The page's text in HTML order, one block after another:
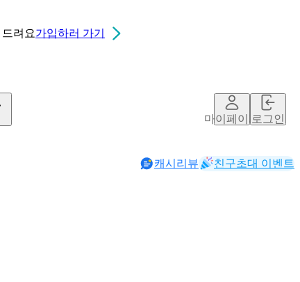
드려요가입하러 가기
마이페이지로그인
캐시리뷰 친구초대 이벤트